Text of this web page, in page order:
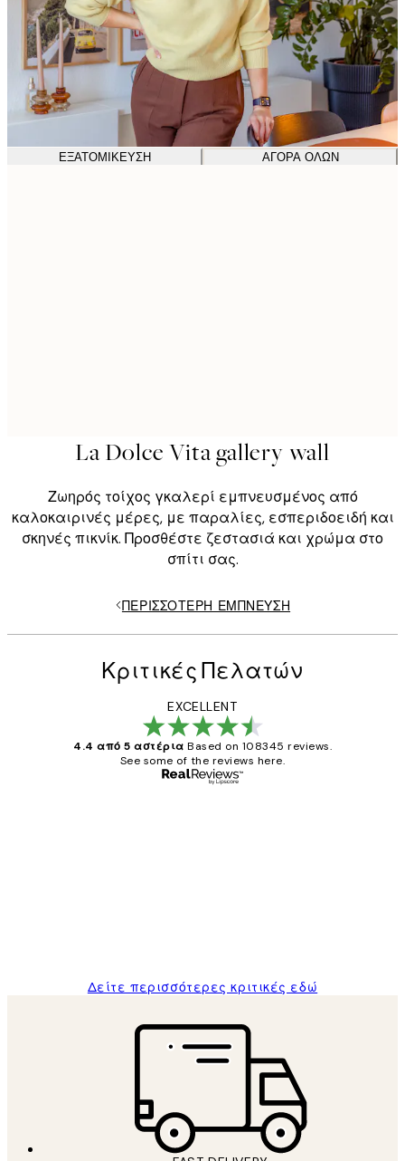
ΕΞΑΤΟΜΊΚΕΥΣΗ ΑΓΟΡΆ ΌΛΩΝ
La Dolce Vita gallery wall
Ζωηρός τοίχος γκαλερί εμπνευσμένος από
καλοκαιρινές μέρες, με παραλίες, εσπεριδοειδή και
σκηνές πικνίκ. Προσθέστε ζεστασιά και χρώμα στο
σπίτι σας.
ΠΕΡΙΣΣΌΤΕΡΗ ΈΜΠΝΕΥΣΗ
Κριτικές Πελατών
EXCELLENT
4.4 από 5 αστέρια Based on 108345 reviews.
See some of the reviews here.
Δείτε περισσότερες κριτικές εδώ